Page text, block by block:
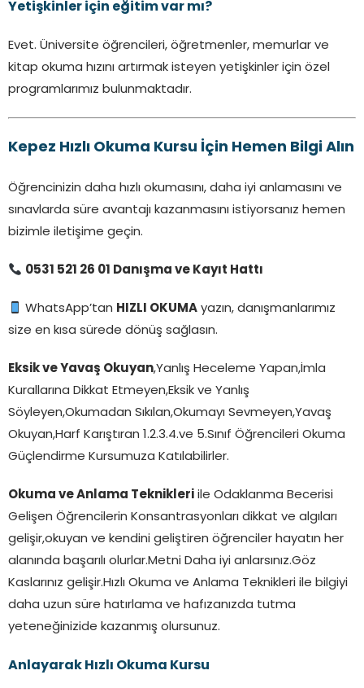
Yetişkinler için eğitim var mı?
Evet. Üniversite öğrencileri, öğretmenler, memurlar ve
kitap okuma hızını artırmak isteyen yetişkinler için özel
programlarımız bulunmaktadır.
Kepez Hızlı Okuma Kursu İçin Hemen Bilgi Alın
Öğrencinizin daha hızlı okumasını, daha iyi anlamasını ve
sınavlarda süre avantajı kazanmasını istiyorsanız hemen
bizimle iletişime geçin.
0531 521 26 01 Danışma ve Kayıt Hattı
WhatsApp’tan HIZLI OKUMA yazın, danışmanlarımız
size en kısa sürede dönüş sağlasın.
Eksik ve Yavaş Okuyan,Yanlış Heceleme Yapan,İmla
Kurallarına Dikkat Etmeyen,Eksik ve Yanlış
Söyleyen,Okumadan Sıkılan,Okumayı Sevmeyen,Yavaş
Okuyan,Harf Karıştıran 1.2.3.4.ve 5.Sınıf Öğrencileri Okuma
Güçlendirme Kursumuza Katılabilirler.
Okuma ve Anlama Teknikleri ile Odaklanma Becerisi
Gelişen Öğrencilerin Konsantrasyonları dikkat ve algıları
gelişir,okuyan ve kendini geliştiren öğrenciler hayatın her
alanında başarılı olurlar.Metni Daha iyi anlarsınız.Göz
Kaslarınız gelişir.Hızlı Okuma ve Anlama Teknikleri ile bilgiyi
daha uzun süre hatırlama ve hafızanızda tutma
yeteneğinizide kazanmış olursunuz.
Anlayarak Hızlı Okuma Kursu